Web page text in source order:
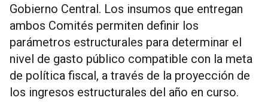
Gobierno Central. Los insumos que entregan
ambos Comités permiten definir los
parámetros estructurales para determinar el
nivel de gasto público compatible con la meta
de política fiscal, a través de la proyección de
los ingresos estructurales del año en curso.